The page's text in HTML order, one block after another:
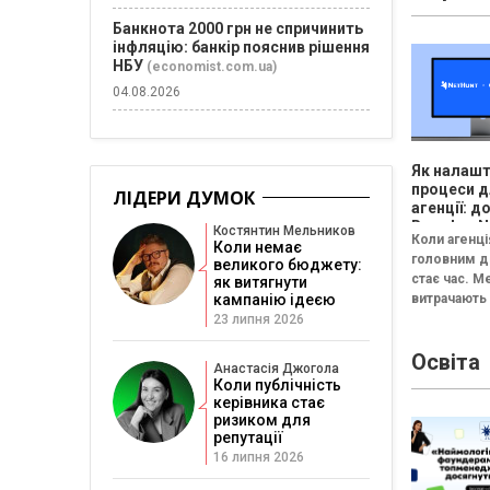
елементи,...
Як
процеси
агенції:
Brands у
CRM
Коли
головним
стає час.
збирає
Освіта
Банкнота 2000 грн не спричинить
інфляцію: банкір пояснив рішення
НБУ (economist.com.ua)
04.08.2026
ЛІДЕРИ ДУМОК
Костянтин Мельников
Коли немає
великого бюджету:
як витягнути
кампанію ідеєю
23 липня 2026
Анастасія Джогола
Коли публічність
керівника стає
ризиком для
репутації
16 липня 2026